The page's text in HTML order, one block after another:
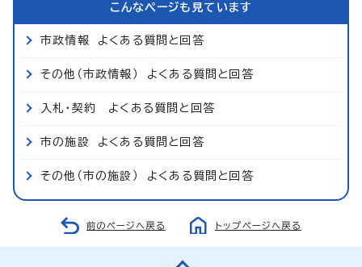
こんなページも見ています
市政情報 よくある質問と回答
その他（市政情報） よくある質問と回答
入札・契約 よくある質問と回答
市の施設 よくある質問と回答
その他（市の施設） よくある質問と回答
前のページへ戻る トップページへ戻る